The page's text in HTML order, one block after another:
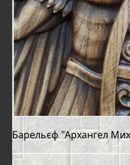
Барельєф "Архангел